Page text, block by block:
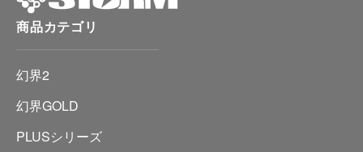
商品カテゴリ
幻界2
幻界GOLD
PLUSシリーズ